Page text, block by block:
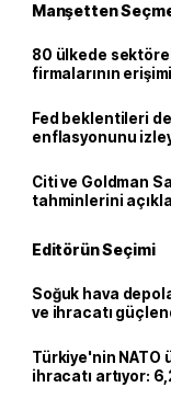
Manşetten
80 ülkede
firmalarının
Fed beklentileri
enflasyonunu
Citi ve Goldman
tahminlerini
Editörün Seçimi
Soğuk hava
ve ihracatı
Türkiye'nin NATO
ihracatı artıyor: